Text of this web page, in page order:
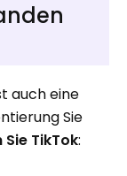
auch eine
Sie
TikTok: